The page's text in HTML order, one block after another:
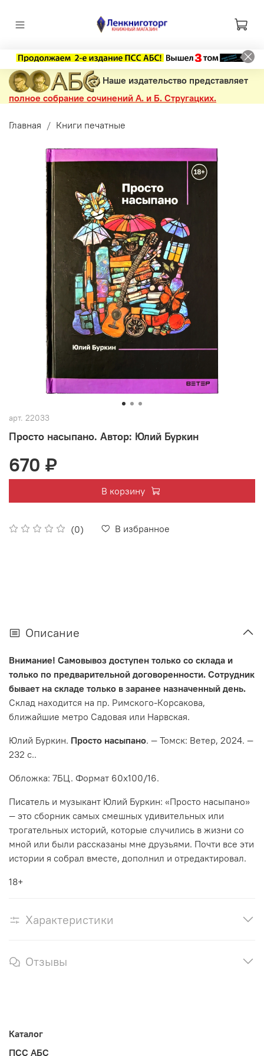
Наше издательство представляет
полное собрание сочинений А. и Б. Стругацких.
Главная Книги печатные
арт. 22033
Просто насыпано. Автор: Юлий Буркин
(0) В избранное
670 ₽
В корзину
Описание
Внимание! Самовывоз доступен только со склада и
только по предварительной договоренности. Сотрудник
бывает на складе только в заранее назначенный день.
Склад находится на пр. Римского-Корсакова,
ближайшие метро Садовая или Нарвская.
Юлий Буркин. Просто насыпано. — Томск: Ветер, 2024. —
232 с..
Обложка: 7БЦ. Формат 60x100/16.
Писатель и музыкант Юлий Буркин: «Просто насыпано»
— это сборник самых смешных удивительных или
трогательных историй, которые случились в жизни со
мной или были рассказаны мне друзьями. Почти все эти
истории я собрал вместе, дополнил и отредактировал.
18+
Характеристики
Отзывы
Каталог
ПСС АБС